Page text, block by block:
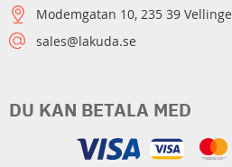
DU KAN BETALA MED
Modemgatan 10, 235 39 Vellinge
sales@lakuda.se